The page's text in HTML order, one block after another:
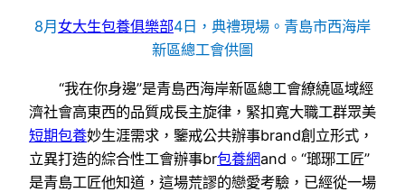
8月 女大生包養俱樂部4日，典禮現場。青島市西海岸
新區總工會供圖
“我在你身邊”是青島西海岸新區總工會繚繞區域經
濟社會高東西的品質成長主旋律，緊扣寬大職工群眾美
短期包養妙生涯需求，鑒戒公共辦事brand創立形式，
立異打造的綜合性工會辦事br包養網and。“瑯琊工匠”
是青島工匠他知道，這場荒謬的戀愛考驗，已經從一場